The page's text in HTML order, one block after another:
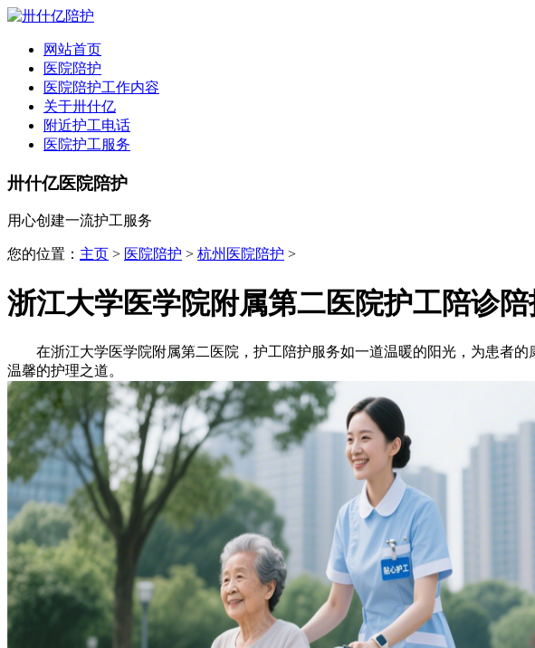
网站首页
医院陪护
医院陪护工作内容
关于卅什亿
附近护工电话
医院护工服务
卅什亿医院陪护
用心创建一流护工服务
您的位置： 主页 > 医院陪护 > 杭州医院陪护 >
浙江大学医学院附属第二医院护工陪诊
在浙江大学医学院附属第二医院，护工陪护服务如一道温暖的阳光，为患者的
温馨的护理之道。